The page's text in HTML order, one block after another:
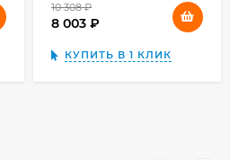
10 308
8 003
КУПИТЬ В 1 КЛИК